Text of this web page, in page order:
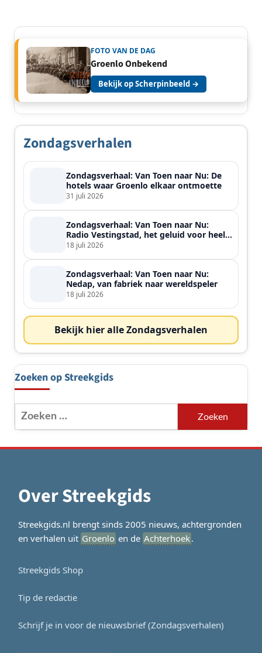
FOTO VAN DE DAG
Groenlo Onbekend
Bekijk op Scherpinbeeld →
Zondagsverhalen
Zondagsverhaal: Van Toen naar Nu: De
hotels waar Groenlo elkaar ontmoette
31 juli 2026
Zondagsverhaal: Van Toen naar Nu:
Radio Vestingstad, het geluid voor heel
de streek
18 juli 2026
Zondagsverhaal: Van Toen naar Nu:
Nedap, van fabriek naar wereldspeler
18 juli 2026
Bekijk hier alle Zondagsverhalen
Zoeken op Streekgids
Zoeken
naar:
Over Streekgids
Streekgids.nl brengt sinds 2005 nieuws, achtergronden
en verhalen uit Groenlo en de Achterhoek.
Streekgids Shop
Tip de redactie
Schrijf je in voor de nieuwsbrief (Zondagsverhalen)